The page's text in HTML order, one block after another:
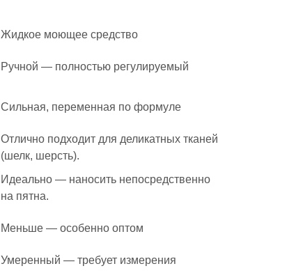
Жидкое моющее средство
Ручной — полностью регулируемый
Сильная, переменная по формуле
Отлично подходит для деликатных тканей
(шелк, шерсть).
Идеально — наносить непосредственно
на пятна.
Меньше — особенно оптом
Умеренный — требует измерения